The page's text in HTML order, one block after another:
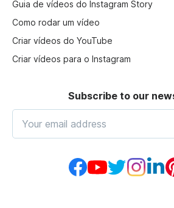
Guia de vídeos do Instagram Story
Como rodar um vídeo
Criar vídeos do YouTube
Criar vídeos para o Instagram
Subscribe to our